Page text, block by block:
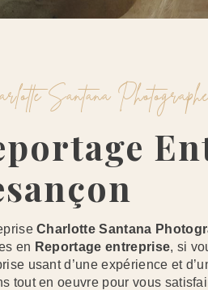
Santana
Charlotte Santana
en Reportage entreprise, si
usant d’une expérience et
tout en oeuvre pour vous